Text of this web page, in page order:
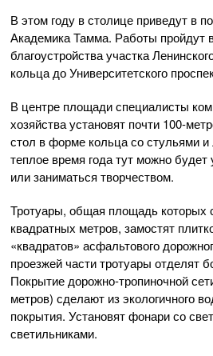
В этом году в столице приведут в
Академика Тамма. Работы пройдут
благоустройства участка
кольца до Университетского
В центре площади специалисты
хозяйства установят почти 100-
стол в форме кольца со стульями и
теплое время года тут можно будет
или заниматься творчеством.
Тротуары, общая площадь которых
квадратных метров, замостят
«квадратов» асфальтового
проезжей части тротуары отделят
Покрытие дорожно-тропиночной
метров) сделают из экологичного
покрытия. Установят фонари со
светильниками.